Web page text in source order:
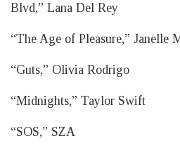
Blvd,” Lana Del Rey
“The Age of Pleasure,” Janelle
“Guts,” Olivia Rodrigo
“Midnights,” Taylor Swift
“SOS,” SZA